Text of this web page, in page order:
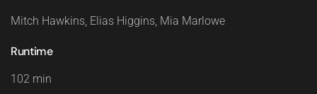
Mitch Hawkins, Elias Higgins, Mia Marlowe
Runtime
102 min